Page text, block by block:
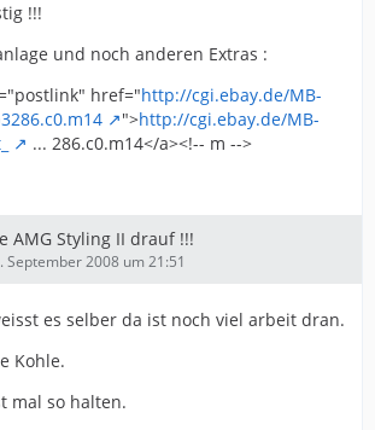
!!!
und noch anderen Extras :
href="http://cgi.ebay.de/MB-
">http://cgi.ebay.de/MB-
... 286.c0.m14</a><!-- m -->
AMG Styling II drauf !!!
September 2008 um 21:51
es selber da ist noch viel arbeit dran.
Kohle.
mal so halten.